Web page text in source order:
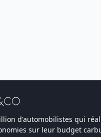
d'automobilistes qui
sur leur budget